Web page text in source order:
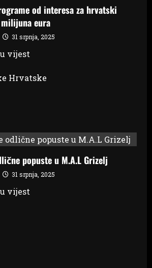
od interesa za hrvatski
eura
31 srpnja, 2025
vijest
Hrvatske
popuste u M.A.L Grizelj
31 srpnja, 2025
vijest